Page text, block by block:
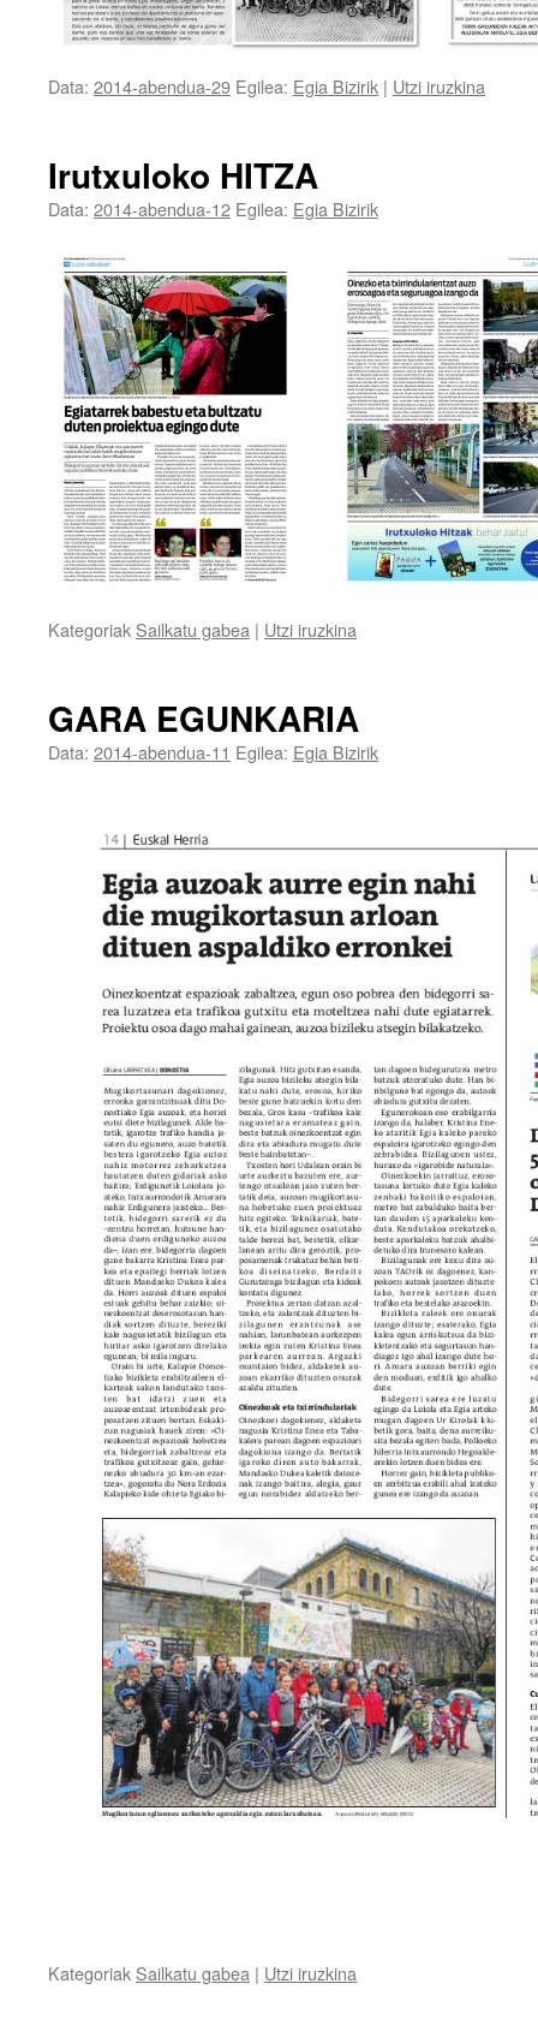
Data: 2014-abendua-29 Egilea: Egia Bizirik | Utzi iruzkina
Irutxuloko HITZA
Data: 2014-abendua-12 Egilea: Egia Bizirik
Kategoriak Sailkatu gabea | Utzi iruzkina
GARA EGUNKARIA
Data: 2014-abendua-11 Egilea: Egia Bizirik
Kategoriak Sailkatu gabea | Utzi iruzkina